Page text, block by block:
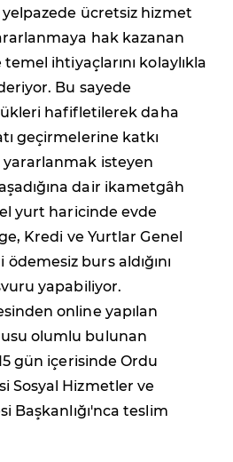
ücretsiz hizmet
hak kazanan
ihtiyaçlarını kolaylıkla
Bu sayede
hafifletilerek daha
geçirmelerine katkı
yararlanmak isteyen
dair ikametgâh
yurt haricinde evde
Kredi ve Yurtlar Genel
burs aldığını
yapabiliyor.
online yapılan
olumlu bulunan
gün içerisinde Ordu
Sosyal Hizmetler ve
Başkanlığı'nca teslim